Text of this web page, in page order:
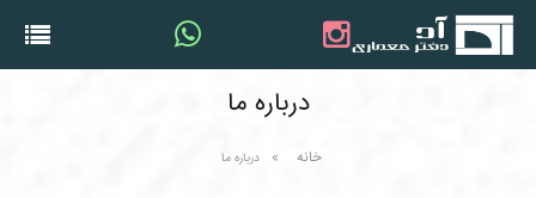
درباره ما
خانه درباره ما